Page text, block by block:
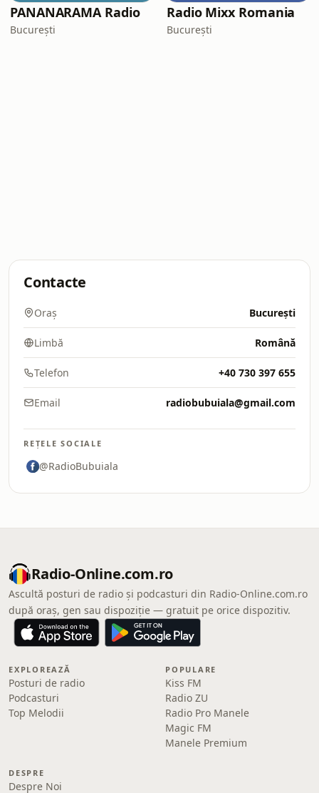
PANANARAMA Radio
București
Radio Mixx Romania
București
Contacte
Oraș București
Limbă Română
Telefon +40 730 397 655
Email radiobubuiala@gmail.com
REȚELE SOCIALE
@RadioBubuiala
Radio-Online.com.ro
Ascultă posturi de radio și podcasturi din Radio-Online.com.ro
după oraș, gen sau dispoziție — gratuit pe orice dispozitiv.
EXPLOREAZĂ
Posturi de radio
Podcasturi
Top Melodii
POPULARE
Kiss FM
Radio ZU
Radio Pro Manele
Magic FM
Manele Premium
DESPRE
Despre Noi